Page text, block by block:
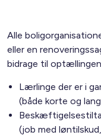
Alle
eller en
bidrage til
Lærlinge der er i
(både korte og
(job med